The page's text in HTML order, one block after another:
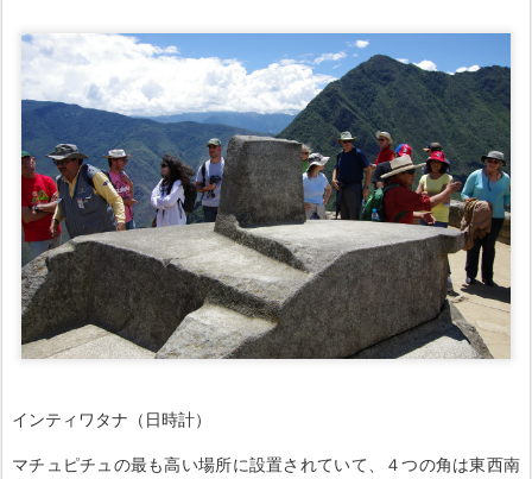
インティワタナ（日時計）
マチュピチュの最も高い場所に設置されていて、４つの角は東西南